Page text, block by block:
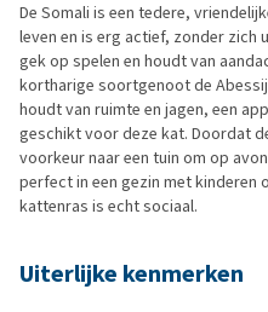
De Somali is een tedere,
leven en is erg actief, zonder zich
gek op spelen en houdt van
kortharige soortgenoot de
houdt van ruimte en jagen, een
geschikt voor deze kat. Doordat
voorkeur naar een tuin om op
perfect in een gezin met
kattenras is echt sociaal.
Uiterlijke kenmerken